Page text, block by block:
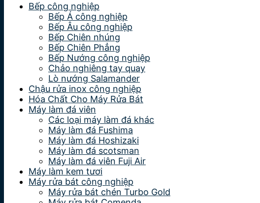
Bếp công nghiệp
Bếp Á công nghiệp
Bếp Âu công nghiệp
Bếp Chiên nhúng
Bếp Chiên Phẳng
Bếp Nướng công nghiệp
Chảo nghiêng tay quay
Lò nướng Salamander
Chậu rửa inox công nghiệp
Hóa Chất Cho Máy Rửa Bát
Máy làm đá viên
Các loại máy làm đá khác
Máy làm đá Fushima
Máy làm đá Hoshizaki
Máy làm đá scotsman
Máy làm đá viên Fuji Air
Máy làm kem tươi
Máy rửa bát công nghiệp
Máy rửa bát chén Turbo Gold